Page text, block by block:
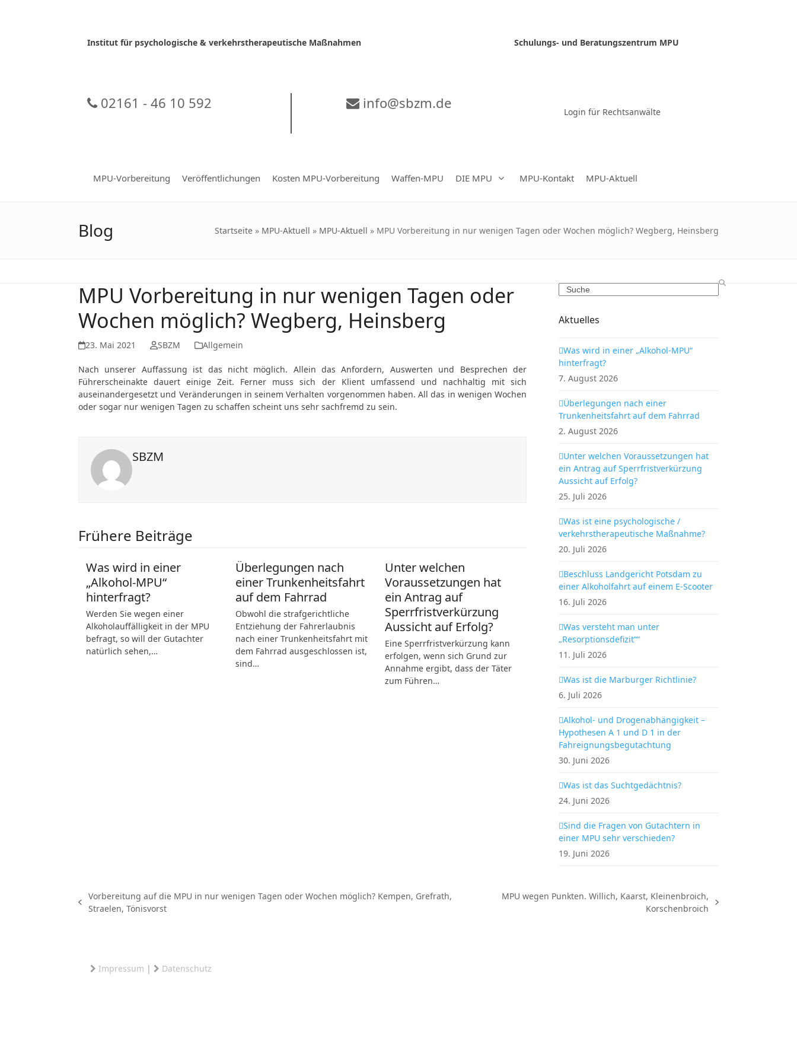
Institut für psychologische & verkehrstherapeutische Maßnahmen
Schulungs- und Beratungszentrum MPU
02161 - 46 10 592 info@sbzm.de
Login für Rechtsanwälte
MPU-Vorbereitung Veröffentlichungen Kosten MPU-Vorbereitung Waffen-MPU DIE MPU MPU-Kontakt MPU-Aktuell
Blog Startseite » MPU-Aktuell » MPU-Aktuell » MPU Vorbereitung in nur wenigen Tagen oder Wochen möglich? Wegberg, Heinsberg
MPU Vorbereitung in nur wenigen Tagen oder
Wochen möglich? Wegberg, Heinsberg
23. Mai 2021 SBZM Allgemein
Nach unserer Auffassung ist das nicht möglich. Allein das Anfordern, Auswerten und Besprechen der
Führerscheinakte dauert einige Zeit. Ferner muss sich der Klient umfassend und nachhaltig mit sich
auseinandergesetzt und Veränderungen in seinem Verhalten vorgenommen haben. All das in wenigen Wochen
oder sogar nur wenigen Tagen zu schaffen scheint uns sehr sachfremd zu sein.
SBZM
Frühere Beiträge
Was wird in einer
„Alkohol-MPU“
hinterfragt?
Werden Sie wegen einer
Alkoholauffälligkeit in der MPU
befragt, so will der Gutachter
natürlich sehen,…
Überlegungen nach
einer Trunkenheitsfahrt
auf dem Fahrrad
Obwohl die strafgerichtliche
Entziehung der Fahrerlaubnis
nach einer Trunkenheitsfahrt mit
dem Fahrrad ausgeschlossen ist,
sind…
Unter welchen
Voraussetzungen hat
ein Antrag auf
Sperrfristverkürzung
Aussicht auf Erfolg?
Eine Sperrfristverkürzung kann
erfolgen, wenn sich Grund zur
Annahme ergibt, dass der Täter
zum Führen…
Search
Aktuelles
Was wird in einer „Alkohol-MPU“
hinterfragt?
7. August 2026
Überlegungen nach einer
Trunkenheitsfahrt auf dem Fahrrad
2. August 2026
Unter welchen Voraussetzungen hat
ein Antrag auf Sperrfristverkürzung
Aussicht auf Erfolg?
25. Juli 2026
Was ist eine psychologische /
verkehrstherapeutische Maßnahme?
20. Juli 2026
Beschluss Landgericht Potsdam zu
einer Alkoholfahrt auf einem E-Scooter
16. Juli 2026
Was versteht man unter
„Resorptionsdefizit““
11. Juli 2026
Was ist die Marburger Richtlinie?
6. Juli 2026
Alkohol- und Drogenabhängigkeit –
Hypothesen A 1 und D 1 in der
Fahreignungsbegutachtung
30. Juni 2026
Was ist das Suchtgedächtnis?
24. Juni 2026
Sind die Fragen von Gutachtern in
einer MPU sehr verschieden?
19. Juni 2026
vorheriger
Vorbereitung auf die MPU in nur wenigen Tagen oder Wochen möglich? Kempen, Grefrath,
Straelen, Tönisvorst
MPU wegen Punkten. Willich, Kaarst, Kleinenbroich,
Korschenbroich
Impressum | Datenschutz